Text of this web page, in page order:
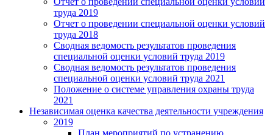
труда 2019
Отчет о проведении специальной оценки условий
труда 2018
Сводная ведомость результатов проведения
специальной оценки условий труда 2019
Сводная ведомость результатов проведения
специальной оценки условий труда 2021
Положение о системе управления охраны труда
2021
Независимая оценка качества деятельности учреждения
2019
План мероприятий по устранению